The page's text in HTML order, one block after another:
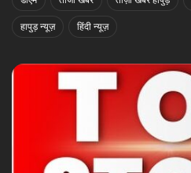
हापुड़ न्यूज़ हिंदी न्यूज़